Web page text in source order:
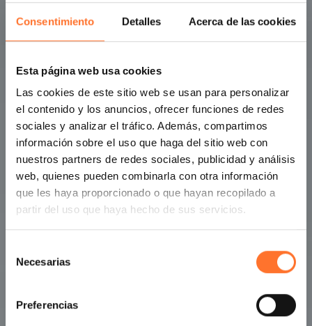
Consentimiento Detalles Acerca de las cookies
Esta página web usa cookies
Las cookies de este sitio web se usan para personalizar
el contenido y los anuncios, ofrecer funciones de redes
sociales y analizar el tráfico. Además, compartimos
información sobre el uso que haga del sitio web con
nuestros partners de redes sociales, publicidad y análisis
web, quienes pueden combinarla con otra información
que les haya proporcionado o que hayan recopilado a
partir del uso que haya hecho de sus servicios.
Necesarias
Preferencias